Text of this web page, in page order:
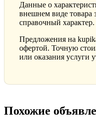
Данные о
внешнем виде товара
справочный характер.
Предложения на
офертой. Точную
или оказания услуги
Похожие